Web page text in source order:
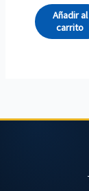
Añadir al
carrito